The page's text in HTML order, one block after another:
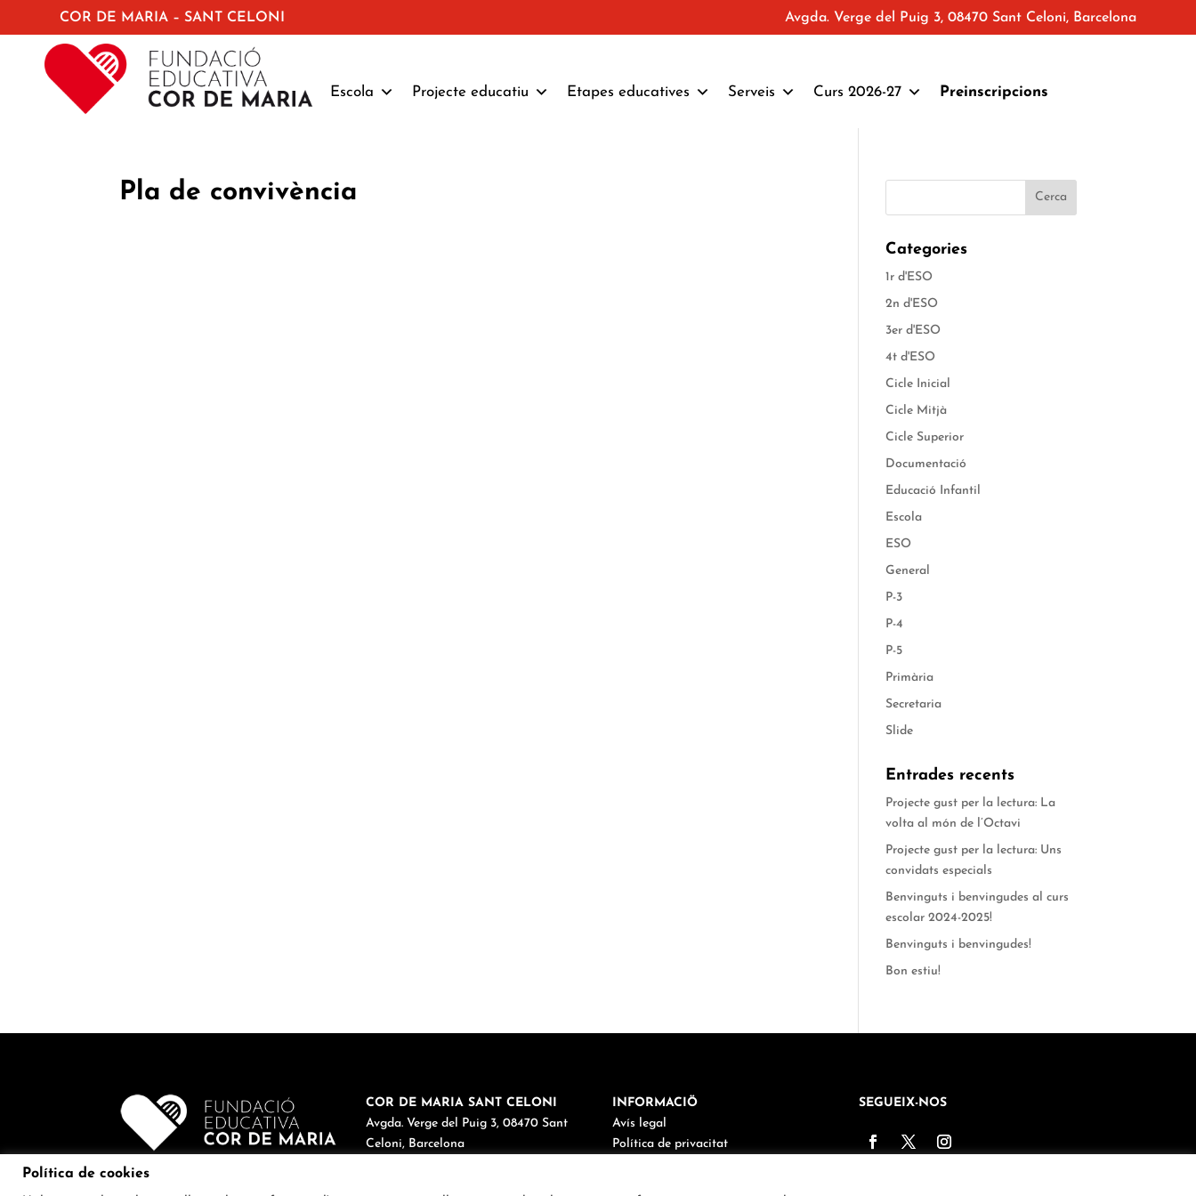
COR DE MARIA – SANT CELONI Avgda. Verge del Puig 3, 08470 Sant Celoni, Barcelona
Escola Projecte educatiu Etapes educatives Serveis Curs 2026-27 Preinscripcions
Pla de convivència
Categories
1r d'ESO
2n d'ESO
3er d'ESO
4t d'ESO
Cicle Inicial
Cicle Mitjà
Cicle Superior
Documentació
Educació Infantil
Escola
ESO
General
P-3
P-4
P-5
Primària
Secretaria
Slide
Entrades recents
Projecte gust per la lectura: La
volta al món de l’Octavi
Projecte gust per la lectura: Uns
convidats especials
Benvinguts i benvingudes al curs
escolar 2024-2025!
Benvinguts i benvingudes!
Bon estiu!
COR DE MARIA SANT CELONI
Avgda. Verge del Puig 3, 08470 Sant
Celoni, Barcelona
INFORMACIÖ
Avís legal
Política de privacitat
SEGUEIX-NOS
Política de cookies